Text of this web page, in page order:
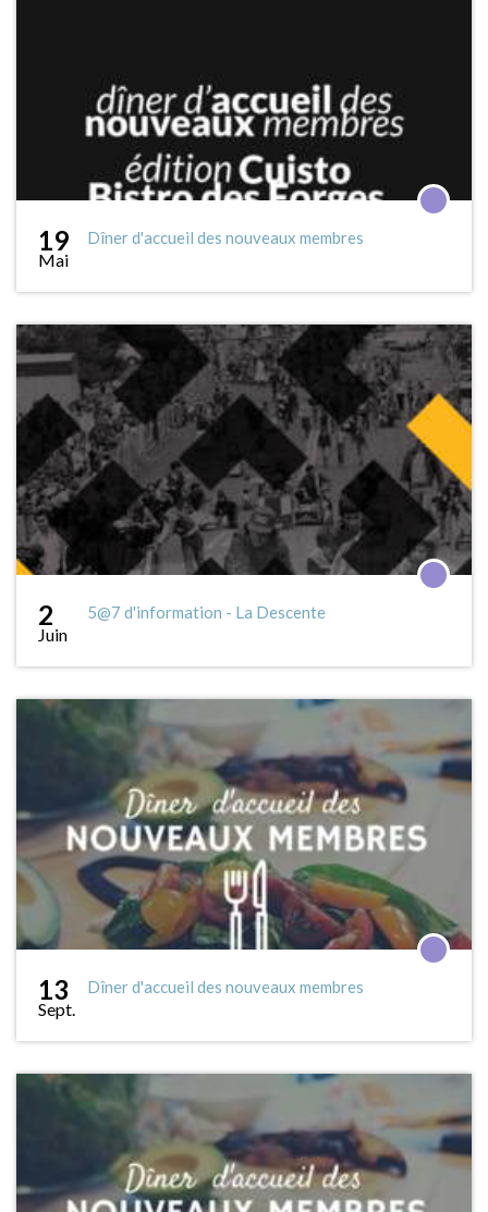
19
Mai
Dîner d'accueil des nouveaux membres
2
Juin
5@7 d'information - La Descente
13
Sept.
Dîner d'accueil des nouveaux membres